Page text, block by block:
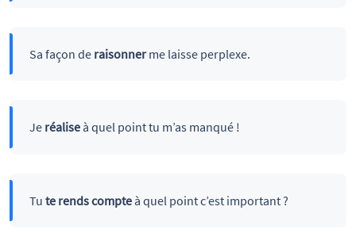
Sa façon de raisonnerme laisse perplexe.
Je réaliseà quel point tu m’as manqué !
Tu te rends compteà quel point c’est important ?